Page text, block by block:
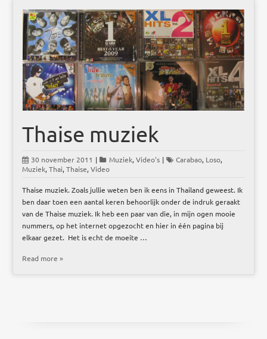
Thaise muziek
30 november 2011 | Muziek,Video's | Carabao, Loso,
Muziek,Thai,Thaise,Video
Thaise muziek. Zoals jullie weten ben ik eens in Thailand geweest. Ik
ben daar toen een aantal keren behoorlijk onder de indruk geraakt
van de Thaise muziek. Ik heb een paar van die, in mijn ogen mooie
nummers, op het internet opgezocht en hier in één pagina bij
elkaar gezet. Het is echt de moeite …
Read more »